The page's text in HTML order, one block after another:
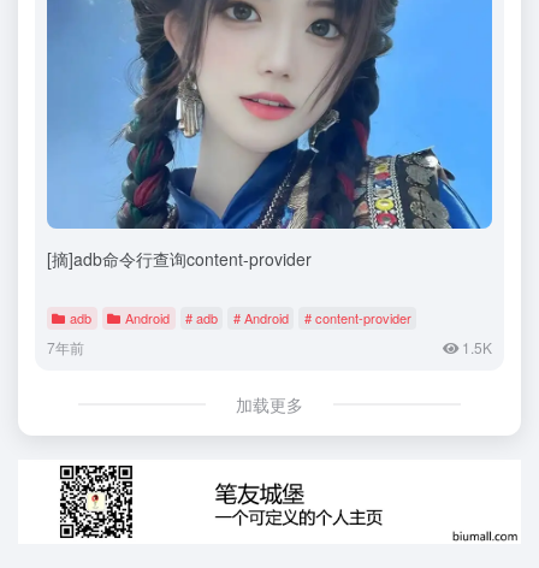
[摘]adb命令行查询content-provider
adb Android # adb # Android # content-provider
7年前 1.5K
加载更多